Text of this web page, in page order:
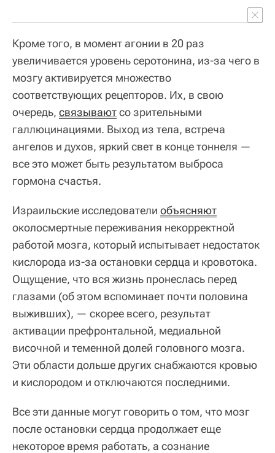
Кроме того, в момент агонии в 20 раз
увеличивается уровень серотонина, из-за чего в
мозгу активируется множество
соответствующих рецепторов. Их, в свою
очередь, связываютсо зрительными
галлюцинациями. Выход из тела, встреча
ангелов и духов, яркий свет в конце тоннеля —
все это может быть результатом выброса
гормона счастья.
Израильские исследователи объясняют
околосмертные переживания некорректной
работой мозга, который испытывает недостаток
кислорода из-за остановки сердца и кровотока.
Ощущение, что вся жизнь пронеслась перед
глазами (об этом вспоминает почти половина
выживших), — скорее всего, результат
активации префронтальной, медиальной
височной и теменной долей головного мозга.
Эти области дольше других снабжаются кровью
и кислородом и отключаются последними.
Все эти данные могут говорить о том, что мозг
после остановки сердца продолжает еще
некоторое время работать, а сознание